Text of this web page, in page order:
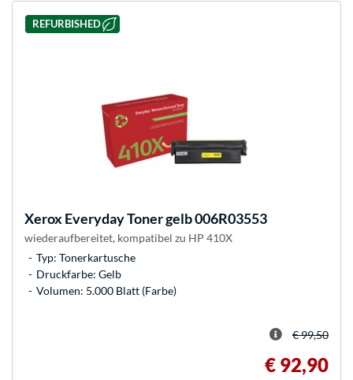
REFURBISHED
XeroxEveryday Toner gelb 006R03553
wiederaufbereitet, kompatibel zu HP 410X
Typ: Tonerkartusche
Druckfarbe: Gelb
Volumen: 5.000 Blatt (Farbe)
€ 99,50
€ 92,90